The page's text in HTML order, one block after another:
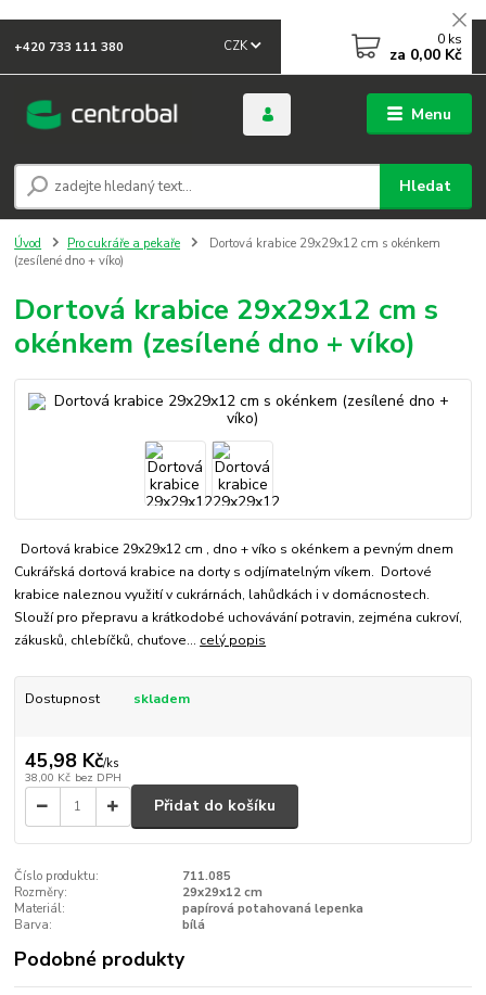
Menu
CZK
Hledat
+420 733 111 380 0 ks
za 0,00 Kč
Úvod Pro cukráře a pekaře
Dortová krabice 29x29x12 cm s okénkem
(zesílené dno + víko)
Dortová krabice 29x29x12 cm s
okénkem (zesílené dno + víko)
Dortová krabice 29x29x12 cm , dno + víko s okénkem a pevným dnem
Cukrářská dortová krabice na dorty s odjímatelným víkem. Dortové
krabice naleznou využití v cukrárnách, lahůdkách i v domácnostech.
Slouží pro přepravu a krátkodobé uchovávání potravin, zejména cukroví,
zákusků, chlebíčků, chuťove... celý popis
Dostupnost skladem
45,98 Kč/ks
38,00 Kč bez DPH
Přidat do košíku
Číslo produktu:
711.085
Rozměry:
29x29x12 cm
Materiál:
papírová potahovaná lepenka
Barva:
bílá
Podobné produkty